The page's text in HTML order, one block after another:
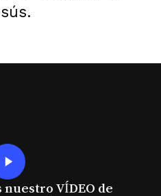
nuestro VÍDEO de